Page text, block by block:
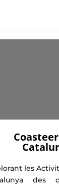
les
des